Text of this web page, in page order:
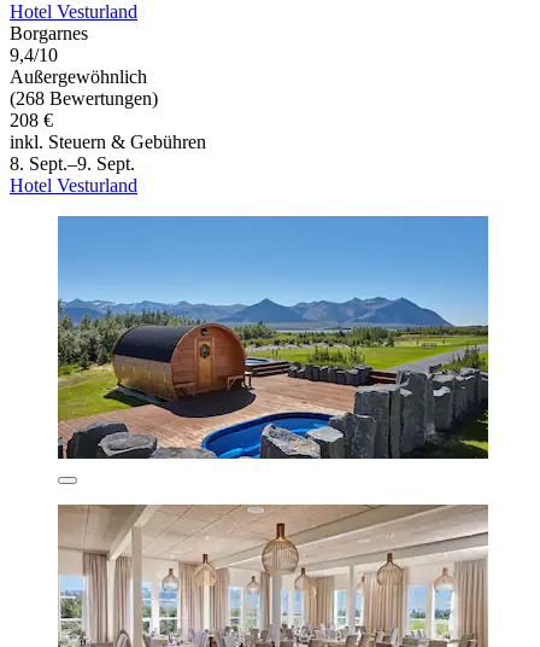
Hotel Vesturland
Borgarnes
9,4/10
Außergewöhnlich
(268 Bewertungen)
208 €
inkl. Steuern & Gebühren
8. Sept.–9. Sept.
Hotel Vesturland